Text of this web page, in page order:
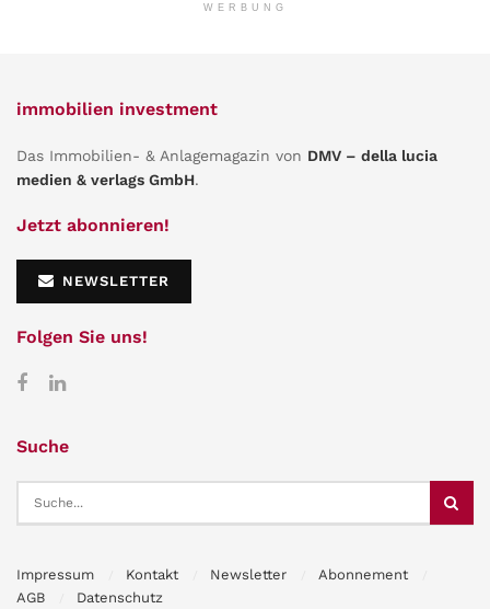
WERBUNG
immobilien investment
Das Immobilien- & Anlagemagazin von DMV – della lucia
medien & verlags GmbH.
Jetzt abonnieren!
NEWSLETTER
Folgen Sie uns!
Suche
Impressum Kontakt Newsletter
Abonnement
AGB
Datenschutz